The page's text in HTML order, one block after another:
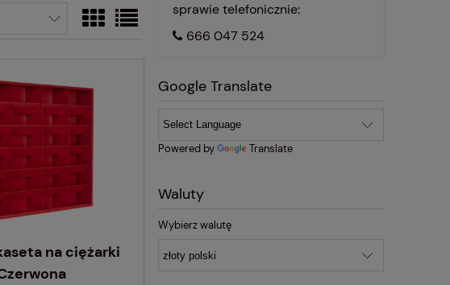
na ciężarki
sprawie telefonicznie:
666 047 524
Google Translate
Powered by Translate
Waluty
Wybierz walutę